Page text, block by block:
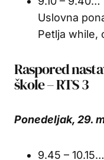
Uslovna
Petlja while,
Raspored
škole – RTS 3
Ponedeljak, 29.
9.45 –